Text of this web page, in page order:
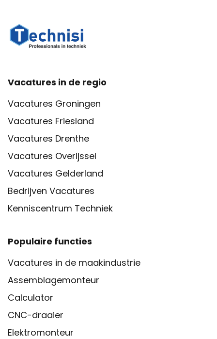
Vacatures in de regio
Vacatures Groningen
Vacatures Friesland
Vacatures Drenthe
Vacatures Overijssel
Vacatures Gelderland
Bedrijven Vacatures
Kenniscentrum Techniek
Populaire functies
Vacatures in de maakindustrie
Assemblagemonteur
Calculator
CNC-draaier
Elektromonteur